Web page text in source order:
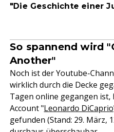
"Die Geschichte einer
So spannend wird
Another"
Noch ist der Youtube-
wirklich durch die Decke
Tagen online gegangen ist,
Account "Leonardo DiCaprio
gefunden (Stand: 29. März,